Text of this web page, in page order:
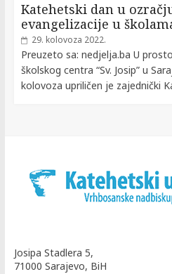
Katehetski dan u
evangelizacije u
29. kolovoza 2022.
Preuzeto sa: nedjelja.ba U
školskog centra “Sv. Josip” u
kolovoza upriličen je zajednički
Josipa Stadlera 5,
71000 Sarajevo, BiH